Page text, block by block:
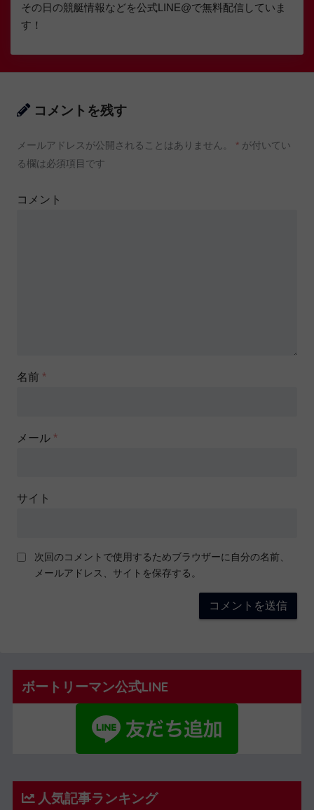
その日の競艇情報などを公式LINE@で無料配信していま
す！
コメントを残す
メールアドレスが公開されることはありません。 * が付いてい
る欄は必須項目です
コメント
名前 *
メール *
サイト
次回のコメントで使用するためブラウザーに自分の名前、
メールアドレス、サイトを保存する。
ボートリーマン公式LINE
人気記事ランキング